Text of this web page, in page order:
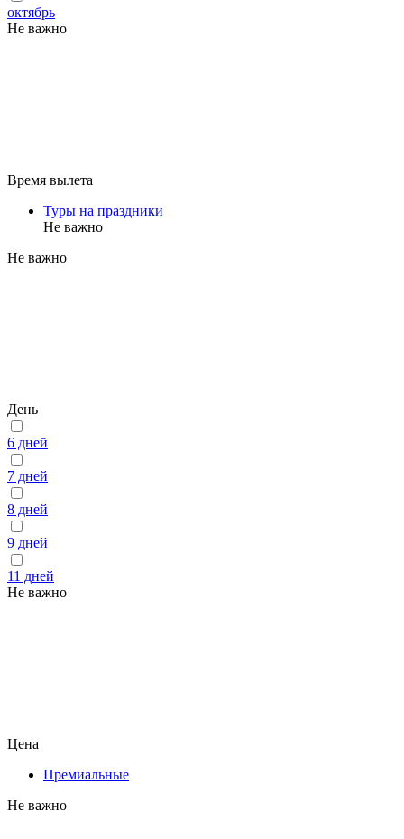
октябрь
Не важно
Время вылета
Туры на праздники
Не важно
Не важно
День
6 дней
7 дней
8 дней
9 дней
11 дней
Не важно
Цена
Премиальные
Не важно